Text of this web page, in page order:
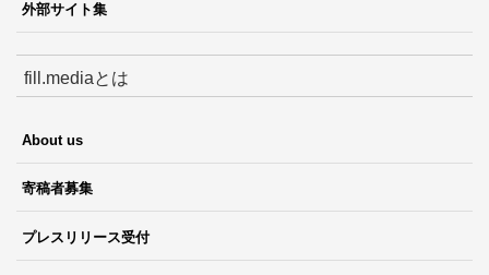
外部サイト集
fill.mediaとは
About us
寄稿者募集
プレスリリース受付